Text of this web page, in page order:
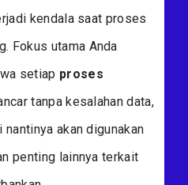
kendala saat proses
Fokus utama Anda
setiap proses
tanpa kesalahan data,
akan digunakan
penting lainnya terkait